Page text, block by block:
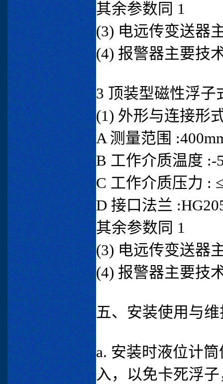
其余参数同 1
(3) 电远传变送器
(4) 报警器主要技
3 顶装型磁性浮子
(1) 外形与连接形
A 测量范围
B 工作介质温度
C 工作介质压力 :
D 接口法兰
其余参数同 1
(3) 电远传变送器
(4) 报警器主要技
五、安装使用与维
a. 安装时液位计
入，以免卡死浮